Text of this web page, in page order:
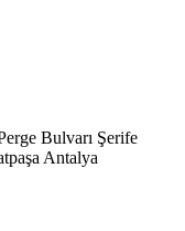
Bulvarı Şerife
Antalya